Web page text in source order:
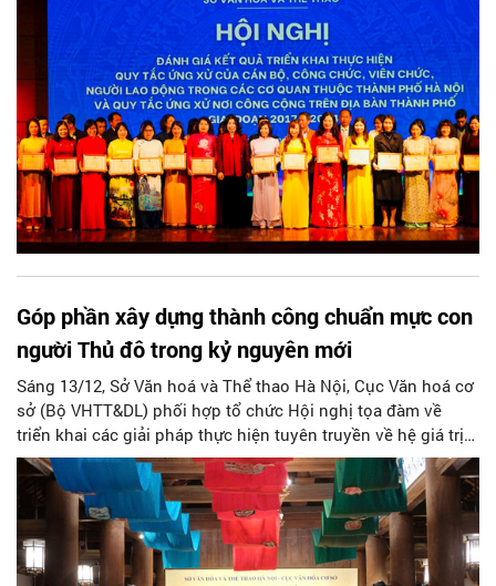
Góp phần xây dựng thành công chuẩn mực con
người Thủ đô trong kỷ nguyên mới
Sáng 13/12, Sở Văn hoá và Thể thao Hà Nội, Cục Văn hoá cơ
sở (Bộ VHTT&DL) phối hợp tổ chức Hội nghị tọa đàm về
triển khai các giải pháp thực hiện tuyên truyền về hệ giá trị
văn hóa, hệ giá trị gia đình và chuẩn mực con người Việt
Nam trong thời kỳ mới; xây dựng tiêu chí người Hà Nội
thanh lịch, văn minh.